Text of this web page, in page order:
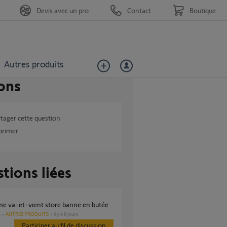
Autres produits
Devis avec un pro Contact Boutique
cette question
liées
va-et-vient store banne en butée
AUTRES PRODUITS il y a 8 jours
Participer au fil de discussion